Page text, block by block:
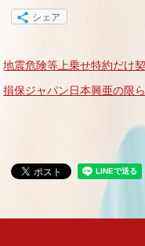
シェア
地震危険等上乗せ特約だけ
損保ジャパン日本興亜の限